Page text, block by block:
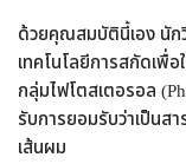
ด้วยคุณสมบัตินี้เอง นัก
เทคโนโลยีการสกัดเพื่
กลุ่มไฟโตสเตอรอล
รับการยอมรับว่าเป็นส
เส้นผม